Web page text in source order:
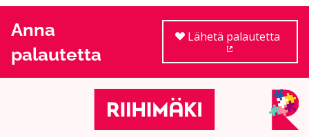
Anna
palautetta
Lähetä palautetta